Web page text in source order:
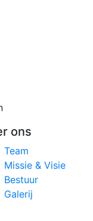
ons
Team
Missie & Visie
Bestuur
Galerij